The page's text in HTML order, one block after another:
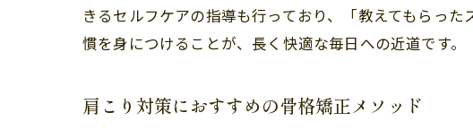
きるセルフケアの指導も行っており、「教えてもらっ
慣を身につけることが、長く快適な毎日への近道です。
肩こり対策におすすめの骨格矯正メソッド